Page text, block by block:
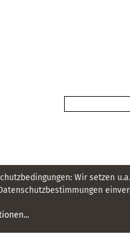
Wir setzen
...